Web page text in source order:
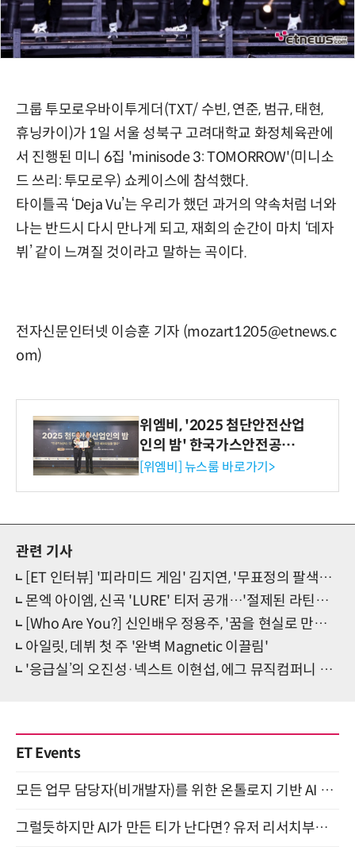
그룹 투모로우바이투게더(TXT/ 수빈, 연준, 범규, 태현,
휴닝카이)가 1일 서울 성북구 고려대학교 화정체육관에
서 진행된 미니 6집 'minisode 3: TOMORROW'(미니소
드 쓰리: 투모로우) 쇼케이스에 참석했다.
타이틀곡 ‘Deja Vu’는 우리가 했던 과거의 약속처럼 너와
나는 반드시 다시 만나게 되고, 재회의 순간이 마치 ‘데자
뷔’ 같이 느껴질 것이라고 말하는 곡이다.
전자신문인터넷 이승훈 기자 (mozart1205@etnews.c
om)
위엠비, '2025 첨단안전산업
인의 밤' 한국가스안전공사
사장상 수상
[위엠비] 뉴스룸 바로가기>
관련 기사
[ET 인터뷰] '피라미드 게임' 김지연, '무표정의 팔색조, 현실매력 가득'(종합)
몬엑 아이엠, 신곡 'LURE' 티저 공개…'절제된 라틴매혹' 예고
[Who Are You?] 신인배우 정용주, '꿈을 현실로 만드는 인간미 신예'
아일릿, 데뷔 첫 주 '완벽 Magnetic 이끌림'
'응급실’의 오진성·넥스트 이현섭, 에그 뮤직컴퍼니 전속계약 체결
ET Events
모든 업무 담당자(비개발자)를 위한 온톨로지 기반 AI 지식체계 설계 1-day 워크숍 8월 20일 개최
그럴듯하지만 AI가 만든 티가 난다면? 유저 리서치부터 배포까지! (9/15)